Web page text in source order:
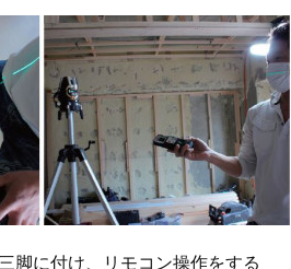
脚に付け、リモコン操作をする